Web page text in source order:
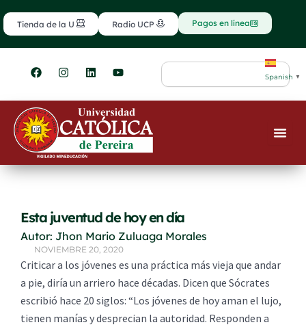
al
contenido
Tienda de la U Radio UCP Pagos en línea
F
a
e
b
o
o
k
I
n
t
g
r
m
L
i
k
e
d
i
n
Y
o
t
u
b
e
Search
Spanish ▼
Esta juventud de hoy en día
Autor: Jhon Mario Zuluaga Morales
NOVIEMBRE 20, 2020
Criticar a los jóvenes es una práctica más vieja que andar
a pie, diría un arriero hace décadas. Dicen que Sócrates
escribió hace 20 siglos: “Los jóvenes de hoy aman el lujo,
tienen manías y desprecian la autoridad. Responden a